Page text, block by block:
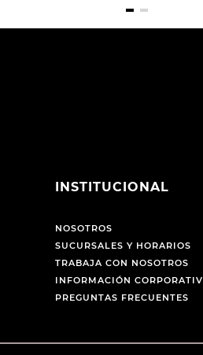
INSTITUCIONAL
NOSOTROS
SUCURSALES Y HORARIOS
TRABAJA CON NOSOTROS
INFORMACIÓN
PREGUNTAS FRECUENTES